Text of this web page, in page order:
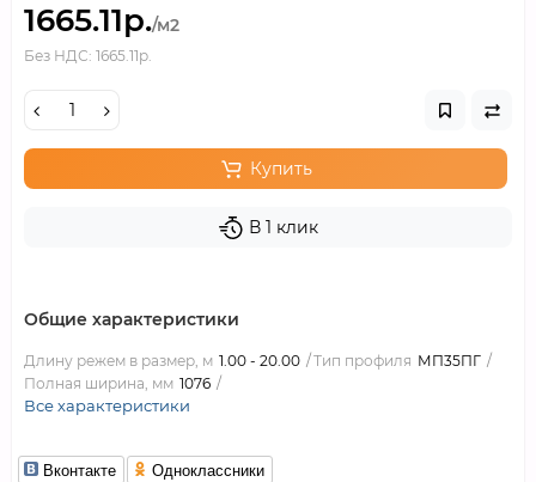
1665.11р./м2
Без НДС: 1665.11р.
Купить
В 1 клик
Общие характеристики
Длину режем в размер, м 1.00 - 20.00 Тип профиля МП35ПГ
Полная ширина, мм 1076
Все характеристики
Вконтакте Одноклассники